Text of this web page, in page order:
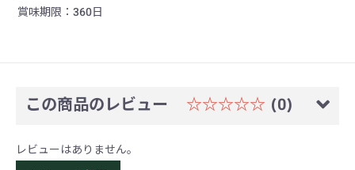
賞味期限：360日
この商品のレビュー ☆☆☆☆☆ (0)
レビューはありません。